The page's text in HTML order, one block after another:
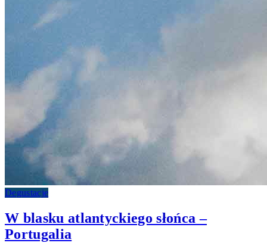
Degustacje
W blasku atlantyckiego słońca –
Portugalia